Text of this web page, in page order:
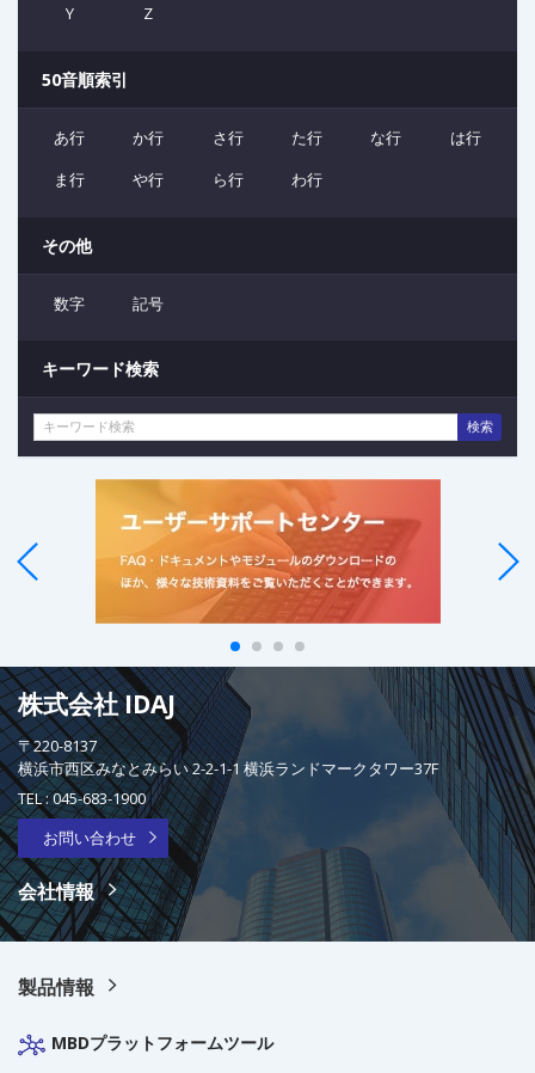
Y
Z
50音順索引
あ行 か行 さ行 た行 な行
は行
ま行
や行 ら行 わ行
その他
数字 記号
キーワード検索
検索
株式会社 IDAJ
〒220-8137
横浜市西区みなとみらい 2-2-1-1 横浜ランドマークタワー37F
TEL :045-683-1900
お問い合わせ
会社情報
製品情報
MBDプラットフォームツール